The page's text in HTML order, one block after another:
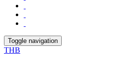
Toggle navigation
THB